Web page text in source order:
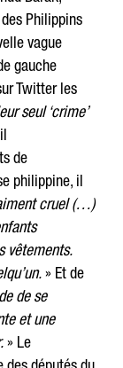
Philippins
vague
gauche
Twitter les
seul ‘crime’
de
philippine, il
cruel (…)
vêtements.
» Et de
de se
et une
» Le